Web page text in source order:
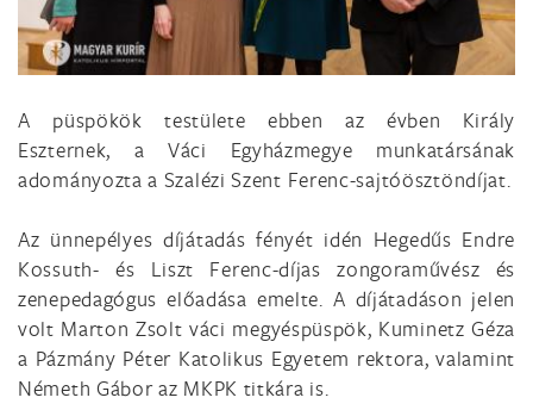
A püspökök testülete ebben az évben Király
Eszternek, a Váci Egyházmegye munkatársának
adományozta a Szalézi Szent Ferenc-sajtóösztöndíjat.
Az ünnepélyes díjátadás fényét idén Hegedűs Endre
Kossuth- és Liszt Ferenc-díjas zongoraművész és
zenepedagógus előadása emelte. A díjátadáson jelen
volt Marton Zsolt váci megyéspüspök, Kuminetz Géza
a Pázmány Péter Katolikus Egyetem rektora, valamint
Németh Gábor az MKPK titkára is.